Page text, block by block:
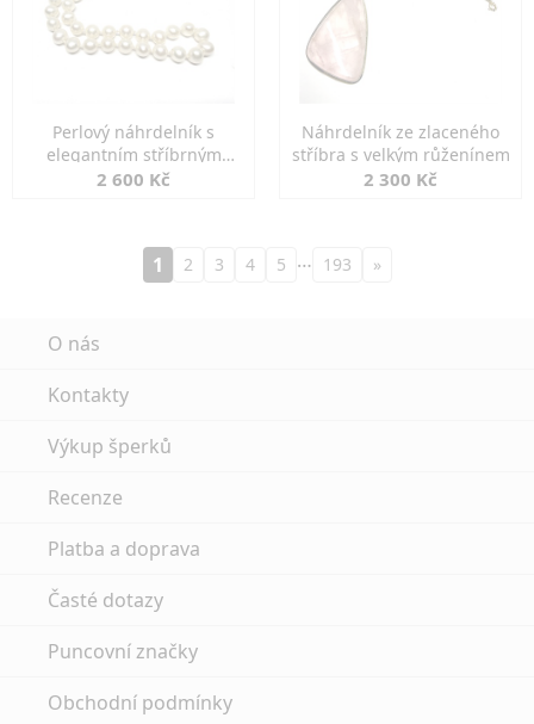
Perlový náhrdelník s
elegantním stříbrným
zapínáním
2 600 Kč
Náhrdelník ze zlaceného
stříbra s velkým růženínem
2 300 Kč
1 2 3 4 5 … 193 »
O nás
Kontakty
Výkup šperků
Recenze
Platba a doprava
Časté dotazy
Puncovní značky
Obchodní podmínky